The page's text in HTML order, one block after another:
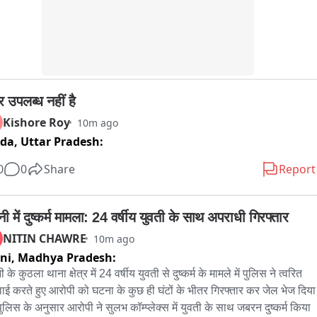
बताया गया।
उपलब्ध नहीं है
Kishore Roy 10m ago
Uttar Pradesh:
0 Share Report
में दुष्कर्म मामला: 24 वर्षीय युवती के साथ अपराधी गिरफ्तार
NITIN CHAWRE 10m ago
Madhya Pradesh:
के कुठला थाना क्षेत्र में 24 वर्षीय युवती से दुष्कर्म के मामले में पुलिस ने त्वरित
करते हुए आरोपी को घटना के कुछ ही घंटों के भीतर गिरफ्तार कर जेल भेज दिया
के अनुसार आरोपी ने सुलभ कॉम्प्लेक्स में युवती के साथ जबरन दुष्कर्म किया